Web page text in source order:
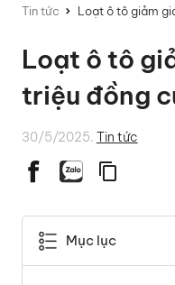
Tin tức Loạt ô tô giảm
Loạt ô tô
triệu đồng
30/5/2025. Tin tức
Mục lục